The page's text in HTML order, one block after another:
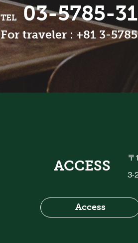
TEL 03-5785-
For traveler : +81 3-
ACCESS
3-
Access